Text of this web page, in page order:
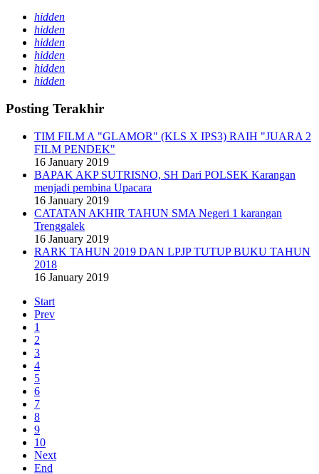
hidden
hidden
hidden
hidden
hidden
hidden
Posting Terakhir
TIM FILM A "GLAMOR" (KLS X IPS3) RAIH "JUARA 2
FILM PENDEK"
16 January 2019
BAPAK AKP SUTRISNO, SH Dari POLSEK Karangan
menjadi pembina Upacara
16 January 2019
CATATAN AKHIR TAHUN SMA Negeri 1 karangan
Trenggalek
16 January 2019
RARK TAHUN 2019 DAN LPJP TUTUP BUKU TAHUN
2018
16 January 2019
Start
Prev
1
2
3
4
5
6
7
8
9
10
Next
End